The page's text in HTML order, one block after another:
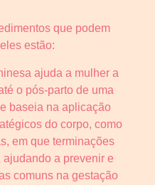
que podem
estão:
ajuda a mulher a
o pós-parto de uma
baseia na aplicação
do corpo, como
em que terminações
a prevenir e
comuns na gestação